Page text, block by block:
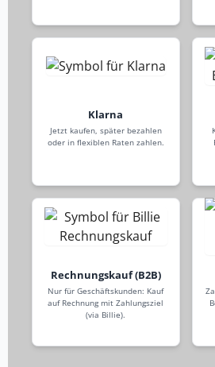
Klarna
Jetzt kaufen, später bezahlen
oder in flexiblen Raten zahlen.
Rechnungskauf (B2B)
Nur für Geschäftskunden: Kauf
auf Rechnung mit Zahlungsziel
(via Billie).